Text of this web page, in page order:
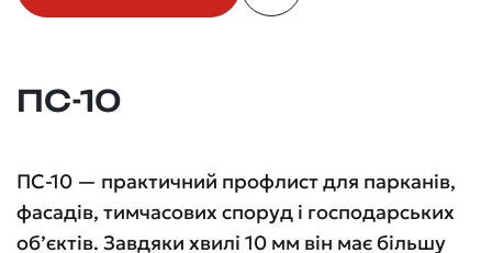
ПС-10
ПС-10 — практичний профлист для парканів,
фасадів, тимчасових споруд і господарських
об’єктів. Завдяки хвилі 10 мм він має більшу